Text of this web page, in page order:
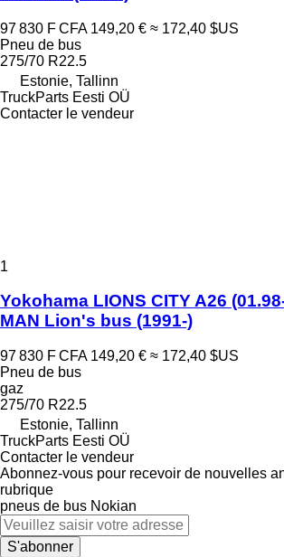
97 830 F CFA 149,20 € ≈ 172,40 $US
Pneu de bus
275/70 R22.5
Estonie, Tallinn
TruckParts Eesti OÜ
Contacter le vendeur
1
Yokohama LIONS CITY A26
MAN Lion's bus (1991-)
97 830 F CFA 149,20 € ≈ 172,40 $US
Pneu de bus
gaz
275/70 R22.5
Estonie, Tallinn
TruckParts Eesti OÜ
Contacter le vendeur
Abonnez-vous pour recevoir de nouvelles
rubrique
pneus de bus Nokian
S'abonner